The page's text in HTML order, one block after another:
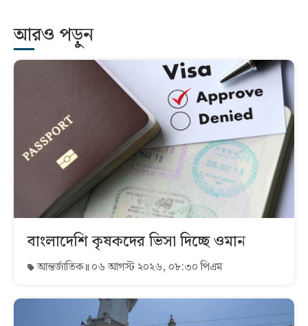
আরও পড়ুন
বাংলাদেশি কৃষকদের ভিসা দিচ্ছে ওমান
আন্তর্জাতিক ০৬ আগস্ট ২০২৬, ০৮:৩০ পিএম